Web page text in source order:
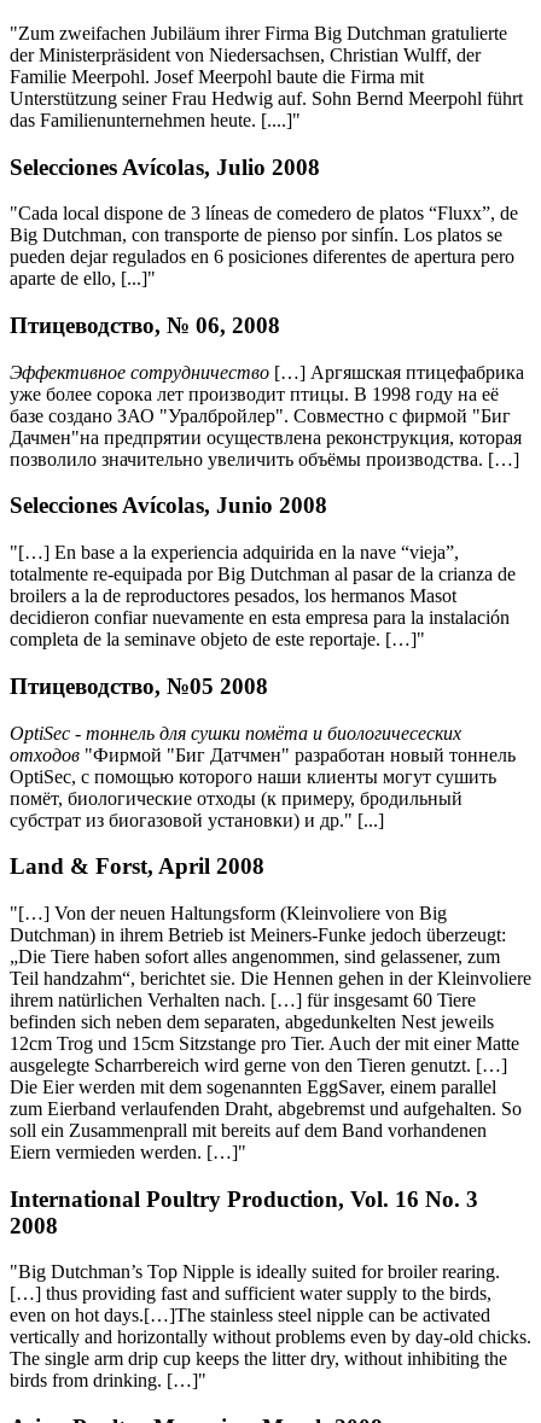
"Zum zweifachen Jubiläum ihrer Firma Big Dutchman gratulierte
der Ministerpräsident von Niedersachsen, Christian Wulff, der
Familie Meerpohl. Josef Meerpohl baute die Firma mit
Unterstützung seiner Frau Hedwig auf. Sohn Bernd Meerpohl führt
das Familienunternehmen heute. [....]"
Selecciones Avícolas, Julio 2008
"Cada local dispone de 3 líneas de comedero de platos “Fluxx”, de
Big Dutchman, con transporte de pienso por sinfín. Los platos se
pueden dejar regulados en 6 posiciones diferentes de apertura pero
aparte de ello, [...]"
Птицеводство, № 06, 2008
Эффективное сотрудничество […] Аргяшская птицефабрика
уже более сорока лет производит птицы. В 1998 году на её
базе создано ЗАО "Уралбройлер". Совместно с фирмой "Биг
Дачмен"на предпрятии осуществлена реконструкция, которая
позволило значительно увеличить объёмы производства. […]
Selecciones Avícolas, Junio 2008
"[…] En base a la experiencia adquirida en la nave “vieja”,
totalmente re-equipada por Big Dutchman al pasar de la crianza de
broilers a la de reproductores pesados, los hermanos Masot
decidieron confiar nuevamente en esta empresa para la instalación
completa de la seminave objeto de este reportaje. […]"
Птицеводство, №05 2008
OptiSec - тоннель для сушки помёта и биологичесеских
отходов "Фирмой "Биг Датчмен" разработан новый тоннель
OptiSec, с помощью которого наши клиенты могут сушить
помёт, биологические отходы (к примеру, бродильный
субстрат из биогазовой установки) и др." [...]
Land & Forst, April 2008
"[…] Von der neuen Haltungsform (Kleinvoliere von Big
Dutchman) in ihrem Betrieb ist Meiners-Funke jedoch überzeugt:
„Die Tiere haben sofort alles angenommen, sind gelassener, zum
Teil handzahm“, berichtet sie. Die Hennen gehen in der Kleinvoliere
ihrem natürlichen Verhalten nach. […] für insgesamt 60 Tiere
befinden sich neben dem separaten, abgedunkelten Nest jeweils
12cm Trog und 15cm Sitzstange pro Tier. Auch der mit einer Matte
ausgelegte Scharrbereich wird gerne von den Tieren genutzt. […]
Die Eier werden mit dem sogenannten EggSaver, einem parallel
zum Eierband verlaufenden Draht, abgebremst und aufgehalten. So
soll ein Zusammenprall mit bereits auf dem Band vorhandenen
Eiern vermieden werden. […]"
International Poultry Production, Vol. 16 No. 3
2008
"Big Dutchman’s Top Nipple is ideally suited for broiler rearing.
[…] thus providing fast and sufficient water supply to the birds,
even on hot days.[…]The stainless steel nipple can be activated
vertically and horizontally without problems even by day-old chicks.
The single arm drip cup keeps the litter dry, without inhibiting the
birds from drinking. […]"